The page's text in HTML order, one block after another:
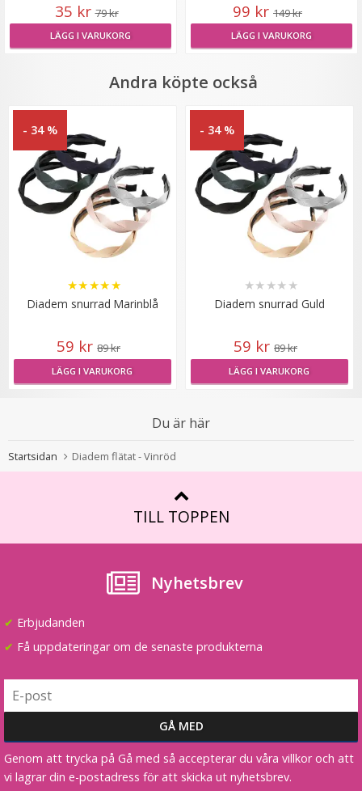
Scrunchie med rosett Vinröd
★
59 kr
LÄGG I VARUKORG
Tejp till löshår - 2.7m
LÄGG I VARUKORG
Syntetiskt löshår Gloriatråd rakt - Blond #22
35 kr 79 kr
LÄGG I VARUKORG
99 kr 149 kr
LÄGG I VARUKORG
Andra köpte också
- 34 %
Diadem snurrad Marinblå
★★★★★
59 kr 89 kr
LÄGG I VARUKORG
- 34 %
Diadem snurrad Guld
★★ ★★ ★
59 kr 89 kr
LÄGG I VARUKORG
Du är här
Startsidan Diadem flätat - Vinröd
TILL TOPPEN
Nyhetsbrev
✔ Erbjudanden
✔ Få uppdateringar om de senaste produkterna
Genom att trycka på Gå med så accepterar du våra villkor och att
vi lagrar din e-postadress för att skicka ut nyhetsbrev.